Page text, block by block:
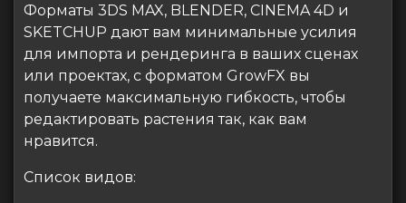
Форматы 3DS MAX, BLENDER, CINEMA 4D и
SKETCHUP дают вам минимальные усилия
для импорта и рендеринга в ваших сценах
или проектах, с форматом GrowFX вы
получаете максимальную гибкость, чтобы
редактировать растения так, как вам
нравится.
Список видов: